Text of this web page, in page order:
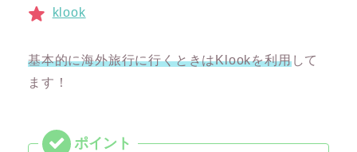
klook
基本的に海外旅行に行くときはKlookを利用して
ます！